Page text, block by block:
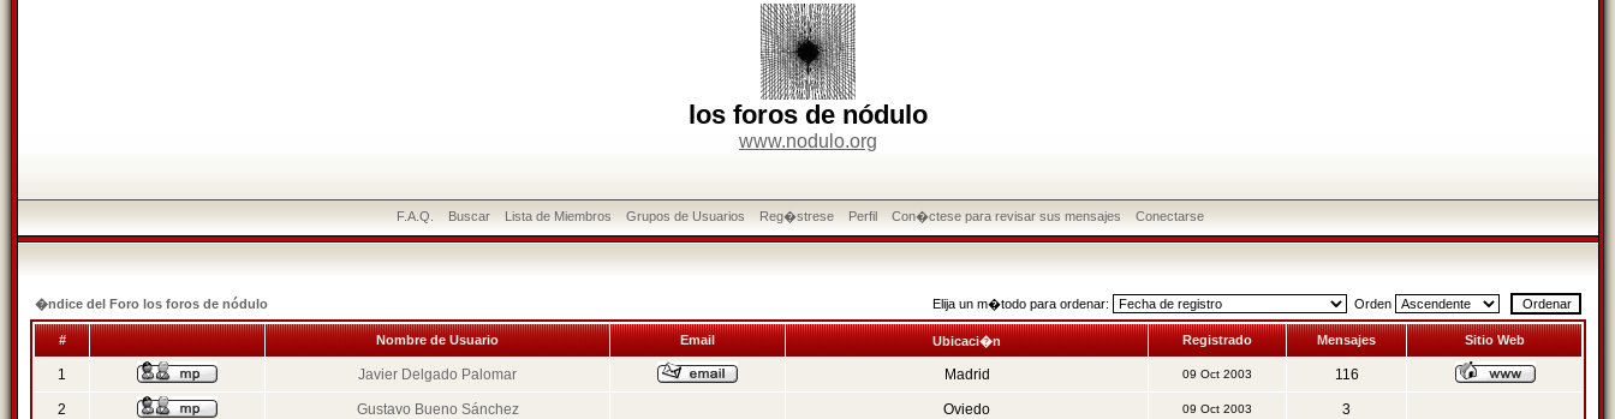
los foros de nódulo
www.nodulo.org
F.A.Q. Buscar Lista de Miembros Grupos de Usuarios Reg�strese Perfil Con�ctese para revisar sus mensajes Conectarse
�ndice del Foro los foros de nódulo Elija un m�todo para ordenar: Orden
# Nombre de Usuario Email Ubicaci�n Registrado Mensajes Sitio Web
1 Javier Delgado Palomar Madrid 09 Oct 2003 116
2 Gustavo Bueno Sánchez Oviedo 09 Oct 2003 3